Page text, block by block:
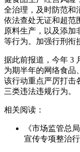
全治理，及时防范和
依法查处无证和超范
原料生产，以及添加
等行为。加强行刑衔
据此前报道，今年 3
为期半年的网络食品
该行动重点严厉打击
三类违法违规行为。
相关阅读：
《市场监管总
宣传专项整治行